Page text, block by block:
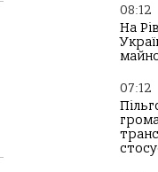
08:12
На
07:12